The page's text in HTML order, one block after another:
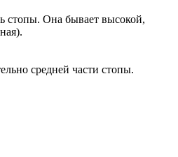
стопы. Она бывает высокой,
средней части стопы.